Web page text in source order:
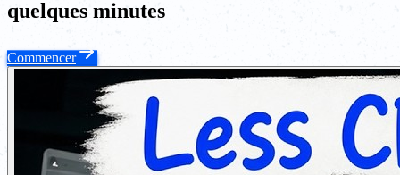
quelques minutes
Commencer